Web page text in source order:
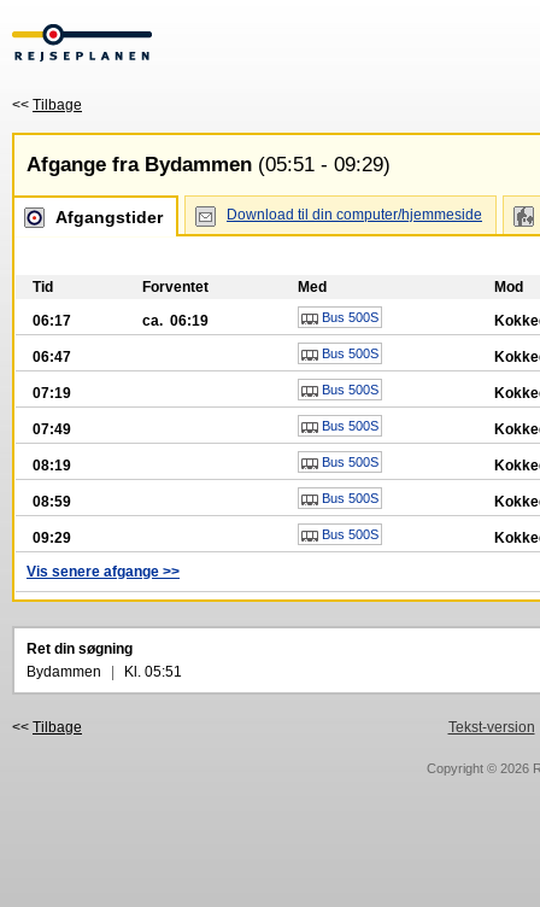
<< Tilbage
Afgange fra Bydammen (05:51 - 09:29)
Afgangstider Download til din computer/hjemmeside
Tid Forventet Med
Mod
06:17
ca. 06:19 Bus 500S
06:47 Bus 500S
07:19 Bus 500S
07:49 Bus 500S
08:19 Bus 500S
08:59 Bus 500S
09:29 Bus 500S
Vis senere afgange >>
Ret din søgning
Bydammen
Kl. 05:51
<< Tilbage Tekst-version
Copyright © 2026